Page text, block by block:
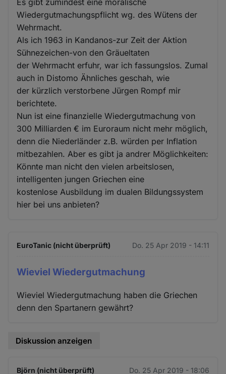
Wiedergutmachungspflicht wg. des Wütens der
Wehrmacht.
Als ich 1963 in Kandanos-zur Zeit der Aktion
Sühnezeichen-von den Gräueltaten
der Wehrmacht erfuhr, war ich fassungslos. Zumal
auch in Distomo Ähnliches geschah, wie
der kürzlich verstorbene Jürgen Rompf mir
berichtete.
Nun ist eine finanzielle Wiedergutmachung von
300 Milliarden € im Euroraum nicht mehr möglich,
denn die Niederländer z.B. würden per Inflation
mitbezahlen. Aber es gibt ja andrer Möglichkeiten:
Könnte man nicht den vielen arbeitslosen,
intelligenten jungen Griechen eine
kostenlose Ausbildung im dualen Bildungssystem
hier bei uns anbieten?
EuroTanic (nicht überprüft) Do. 25 Apr 2019 - 14:11
Wieviel Wiedergutmachung
Wieviel Wiedergutmachung haben die Griechen
denn den Spartanern gewährt?
Diskussion anzeigen
Björn (nicht überprüft) Do. 25 Apr 2019 - 18:06